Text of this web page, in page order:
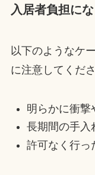
入居者負担に
以下のようなケ
に注意してくださ
明らかに衝撃
長期間の手入
許可なく行っ